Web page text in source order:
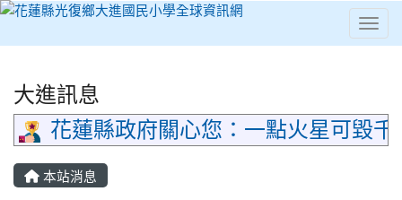
⏸
大進訊息
花蓮縣政府關心您：一點火星可毀
本站消息